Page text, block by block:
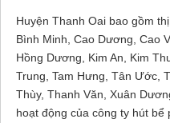
Huyện Thanh Oai bao gồm
Bình Minh, Cao Dương, Cao
Hồng Dương, Kim An, Kim
Trung, Tam Hưng, Tân Ước,
Thùy, Thanh Văn, Xuân
hoạt động của công ty hút bể